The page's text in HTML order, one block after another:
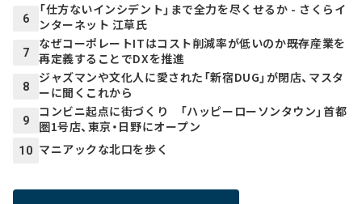
6
「仕方ないインシデント」まで全力を尽くせるか - さくらイ
ンターネット 江草氏
7
なぜコーポレートITはコスト削減率が低いのか――既存産業を
再定義することでDXを推進
8
ジャズマンや文化人に愛された「新宿DUG」が閉店、マスタ
ーに聞くこれから
9
コンビニ起点に街づくり 「ハッピーローソンタウン」首都
圏1号店、東京・日野にオープン
10 マニアックな北口を歩く